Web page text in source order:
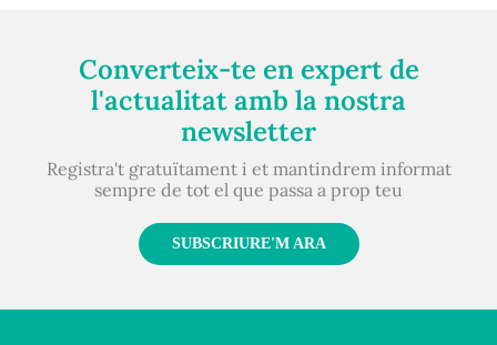
Converteix-te en expert de
l'actualitat amb la nostra
newsletter
Registra't gratuïtament i et mantindrem informat
sempre de tot el que passa a prop teu
SUBSCRIURE'M ARA